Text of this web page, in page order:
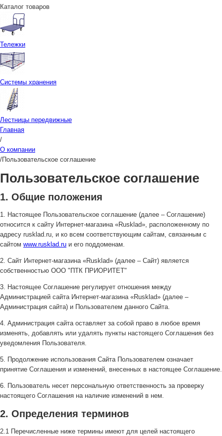
Каталог товаров
Тележки
Системы хранения
Лестницы передвижные
Главная
/
О компании
/Пользовательское соглашение
Пользовательское соглашение
1. Общие положения
1. Настоящее Пользовательское соглашение (далее – Соглашение)
относится к сайту Интернет-магазина «Rusklad», расположенному по
адресу rusklad.ru, и ко всем соответствующим сайтам, связанным с
сайтом www.rusklad.ru и его поддоменам.
2. Сайт Интернет-магазина «Rusklad» (далее – Сайт) является
собственностью ООО "ПТК ПРИОРИТЕТ"
3. Настоящее Соглашение регулирует отношения между
Администрацией сайта Интернет-магазина «Rusklad» (далее –
Администрация сайта) и Пользователем данного Сайта.
4. Администрация сайта оставляет за собой право в любое время
изменять, добавлять или удалять пункты настоящего Соглашения без
уведомления Пользователя.
5. Продолжение использования Сайта Пользователем означает
принятие Соглашения и изменений, внесенных в настоящее Соглашение.
6. Пользователь несет персональную ответственность за проверку
настоящего Соглашения на наличие изменений в нем.
2. Определения терминов
2.1 Перечисленные ниже термины имеют для целей настоящего